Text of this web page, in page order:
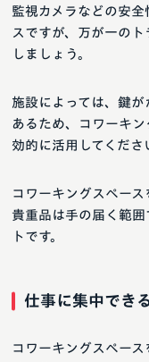
監視カメラなどの安
スですが、万が一の
しましょう。
施設によっては、鍵
あるため、コワーキ
効的に活用してくださ
コワーキングスペー
貴重品は手の届く範
トです。
仕事に集中でき
コワーキングスペー